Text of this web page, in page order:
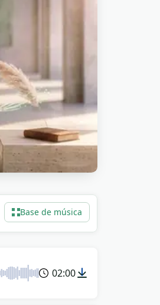
detrás de
me las
journaling y
Base de música
02:00